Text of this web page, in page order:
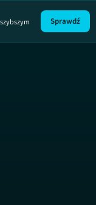
Zakup
Sprawdź